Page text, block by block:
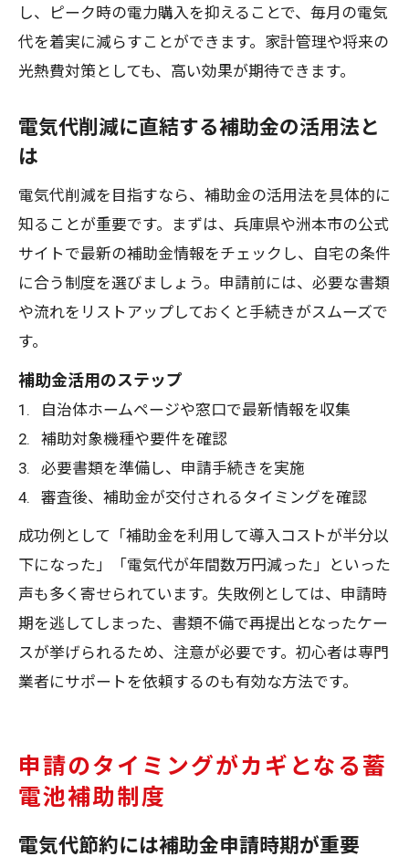
し、ピーク時の電力購入を抑えることで、毎月の電気
代を着実に減らすことができます。家計管理や将来の
光熱費対策としても、高い効果が期待できます。
電気代削減に直結する補助金の活用法と
は
電気代削減を目指すなら、補助金の活用法を具体的に
知ることが重要です。まずは、兵庫県や洲本市の公式
サイトで最新の補助金情報をチェックし、自宅の条件
に合う制度を選びましょう。申請前には、必要な書類
や流れをリストアップしておくと手続きがスムーズで
す。
補助金活用のステップ
自治体ホームページや窓口で最新情報を収集
補助対象機種や要件を確認
必要書類を準備し、申請手続きを実施
審査後、補助金が交付されるタイミングを確認
成功例として「補助金を利用して導入コストが半分以
下になった」「電気代が年間数万円減った」といった
声も多く寄せられています。失敗例としては、申請時
期を逃してしまった、書類不備で再提出となったケー
スが挙げられるため、注意が必要です。初心者は専門
業者にサポートを依頼するのも有効な方法です。
申請のタイミングがカギとなる蓄
電池補助制度
電気代節約には補助金申請時期が重要